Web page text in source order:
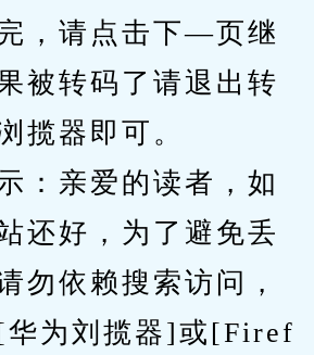
请点击下—页继
被转码了请退出转
揽器即可。
亲爱的读者，如
还好，为了避免丢
勿依赖搜索访问，
华为刘揽器]或[Firef